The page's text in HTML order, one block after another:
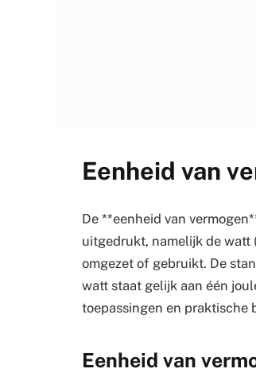
Eenheid van
De **eenheid van
uitgedrukt, namelijk de watt
omgezet of gebruikt. De
watt staat gelijk aan één
toepassingen en praktische
Eenheid van